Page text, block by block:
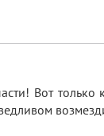
Вот только